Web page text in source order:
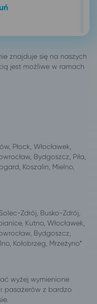
Płock, Włocławek,
Bydgoszcz, Piła,
Koszalin, Mielno,
Zdrój, Busko-Zdrój,
Kutno, Włocławek,
Bydgoszcz,
Kołobrzeg, Mrzeżyno*
wyżej wymienione
pasażerów z bardzo